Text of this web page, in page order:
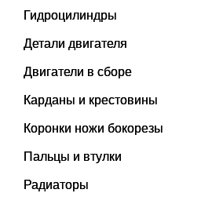
Гидроцилиндры
Детали двигателя
Двигатели в сборе
Карданы и крестовины
Коронки ножи бокорезы
Пальцы и втулки
Радиаторы